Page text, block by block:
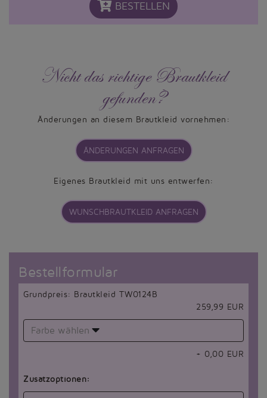
BESTELLEN
Nicht das richtige Brautkleid
gefunden?
Änderungen an diesem Brautkleid vornehmen:
ÄNDERUNGEN ANFRAGEN
Eigenes Brautkleid mit uns entwerfen:
WUNSCHBRAUTKLEID ANFRAGEN
Bestellformular
Grundpreis: Brautkleid TW0124B
259,99 EUR
Farbe wählen
+ 0,00 EUR
Zusatzoptionen: